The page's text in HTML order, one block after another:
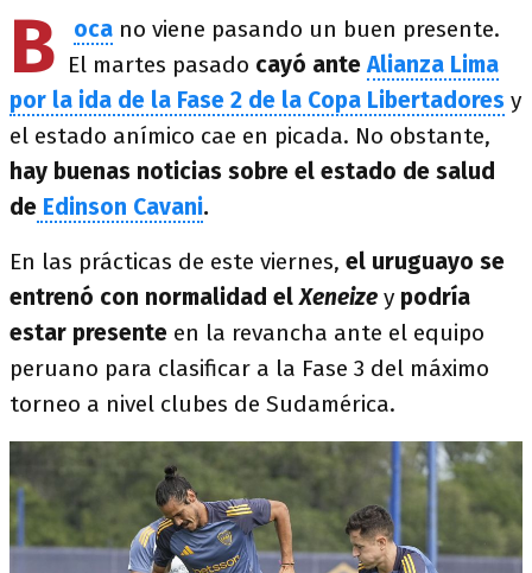
B oca no viene pasando un buen presente.
El martes pasado cayó anteAlianza Lima
por la ida de la Fase 2 de la Copa Libertadores y
el estado anímico cae en picada. No obstante,
hay buenas noticias sobre el estado de salud
de Edinson Cavani.
En las prácticas de este viernes, el uruguayo se
entrenó con normalidad elXeneize y podría
estar presente en la revancha ante el equipo
peruano para clasificar a la Fase 3 del máximo
torneo a nivel clubes de Sudamérica.